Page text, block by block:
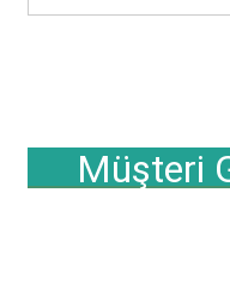
Müşteri